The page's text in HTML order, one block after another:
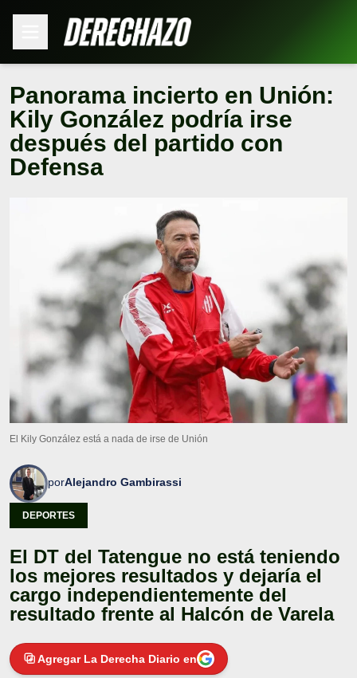
Panorama incierto en Unión:
Kily González podría irse
después del partido con
Defensa
El Kily González está a nada de irse de Unión
porAlejandro Gambirassi
DEPORTES
El DT del Tatengue no está teniendo
los mejores resultados y dejaría el
cargo independientemente del
resultado frente al Halcón de Varela
Agregar La Derecha Diario en